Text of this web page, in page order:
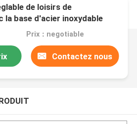
de loisirs de
la base d'acier inoxydable
Prix：negotiable
Contactez nous